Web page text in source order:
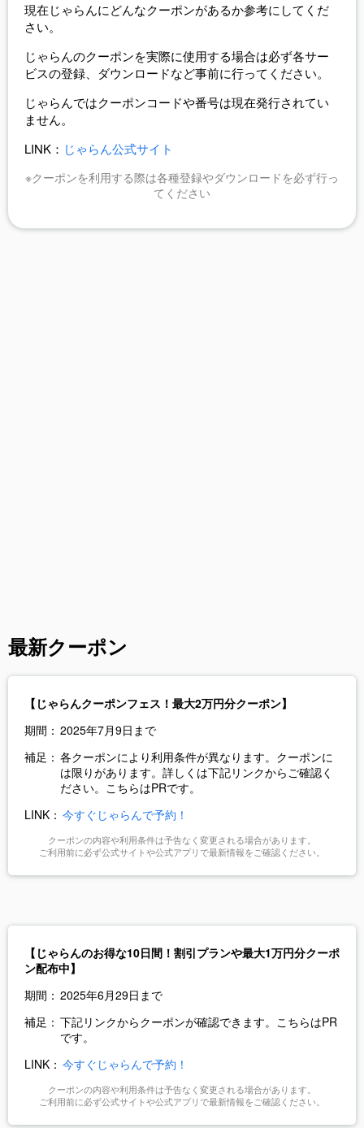
現在じゃらんにどんなクーポンがあるか参考にしてくだ
さい。
じゃらんのクーポンを実際に使用する場合は必ず各サー
ビスの登録、ダウンロードなど事前に行ってください。
じゃらんではクーポンコードや番号は現在発行されてい
ません。
LINK： じゃらん公式サイト
※クーポンを利用する際は各種登録やダウンロードを必ず行っ
てください
最新クーポン
【じゃらんクーポンフェス！最大2万円分クーポン】
期間： 2025年7月9日まで
補足： 各クーポンにより利用条件が異なります。クーポンに
は限りがあります。詳しくは下記リンクからご確認く
ださい。こちらはPRです。
LINK： 今すぐじゃらんで予約！
クーポンの内容や利用条件は予告なく変更される場合があります。
ご利用前に必ず公式サイトや公式アプリで最新情報をご確認ください。
【じゃらんのお得な10日間！割引プランや最大1万円分クーポ
ン配布中】
期間： 2025年6月29日まで
補足： 下記リンクからクーポンが確認できます。こちらはPR
です。
LINK： 今すぐじゃらんで予約！
クーポンの内容や利用条件は予告なく変更される場合があります。
ご利用前に必ず公式サイトや公式アプリで最新情報をご確認ください。